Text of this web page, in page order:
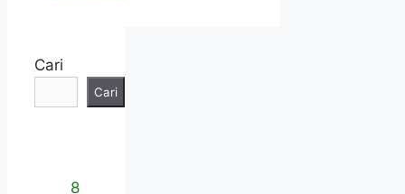
Cari
Cari
8